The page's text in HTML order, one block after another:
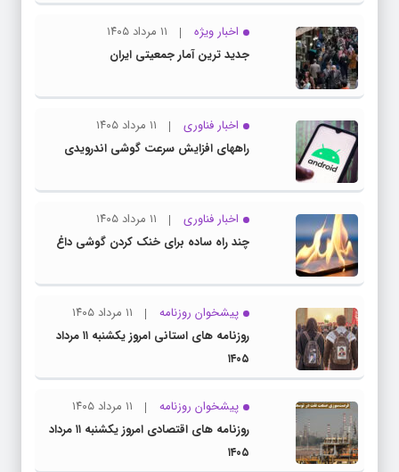
اخبار ویژه
۱۱ مرداد ۱۴۰۵
جدید ترین آمار جمعیتی ایران
اخبار فناوری
۱۱ مرداد ۱۴۰۵
راههای افزایش سرعت گوشی اندرویدی
اخبار فناوری
۱۱ مرداد ۱۴۰۵
چند راه‌ ساده برای خنک کردن گوشی داغ
پیشخوان روزنامه
۱۱ مرداد ۱۴۰۵
روزنامه های استانی امروز یکشنبه ۱۱ مرداد
۱۴۰۵
پیشخوان روزنامه
۱۱ مرداد ۱۴۰۵
روزنامه های اقتصادی امروز یکشنبه ۱۱ مرداد
۱۴۰۵